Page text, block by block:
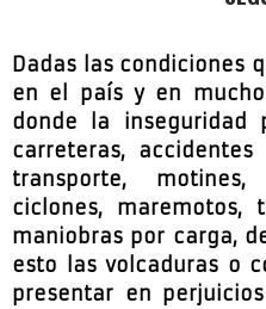
Dadas las condiciones
en el país y en
donde la inseguridad
carreteras,
transporte, motines,
ciclones, maremotos,
maniobras por carga,
esto las volcaduras o
presentar en